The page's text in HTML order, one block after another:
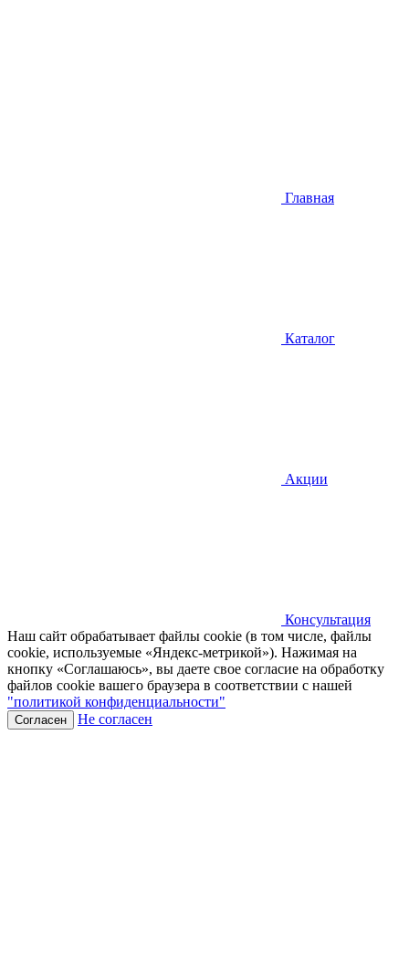
Главная
Каталог
Акции
Консультация
Наш сайт обрабатывает файлы cookie (в том числе, файлы
cookie, используемые «Яндекс-метрикой»). Нажимая на
кнопку «Соглашаюсь», вы даете свое согласие на обработку
файлов cookie вашего браузера в соответствии с нашей
"политикой конфиденциальности"
Согласен Не согласен